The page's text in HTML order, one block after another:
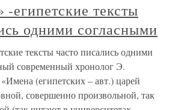
-египетские тексты
одними согласными
тексты часто писались одними
современный хронолог Э.
(египетских – авт.) царей
совершенно произвольной, так